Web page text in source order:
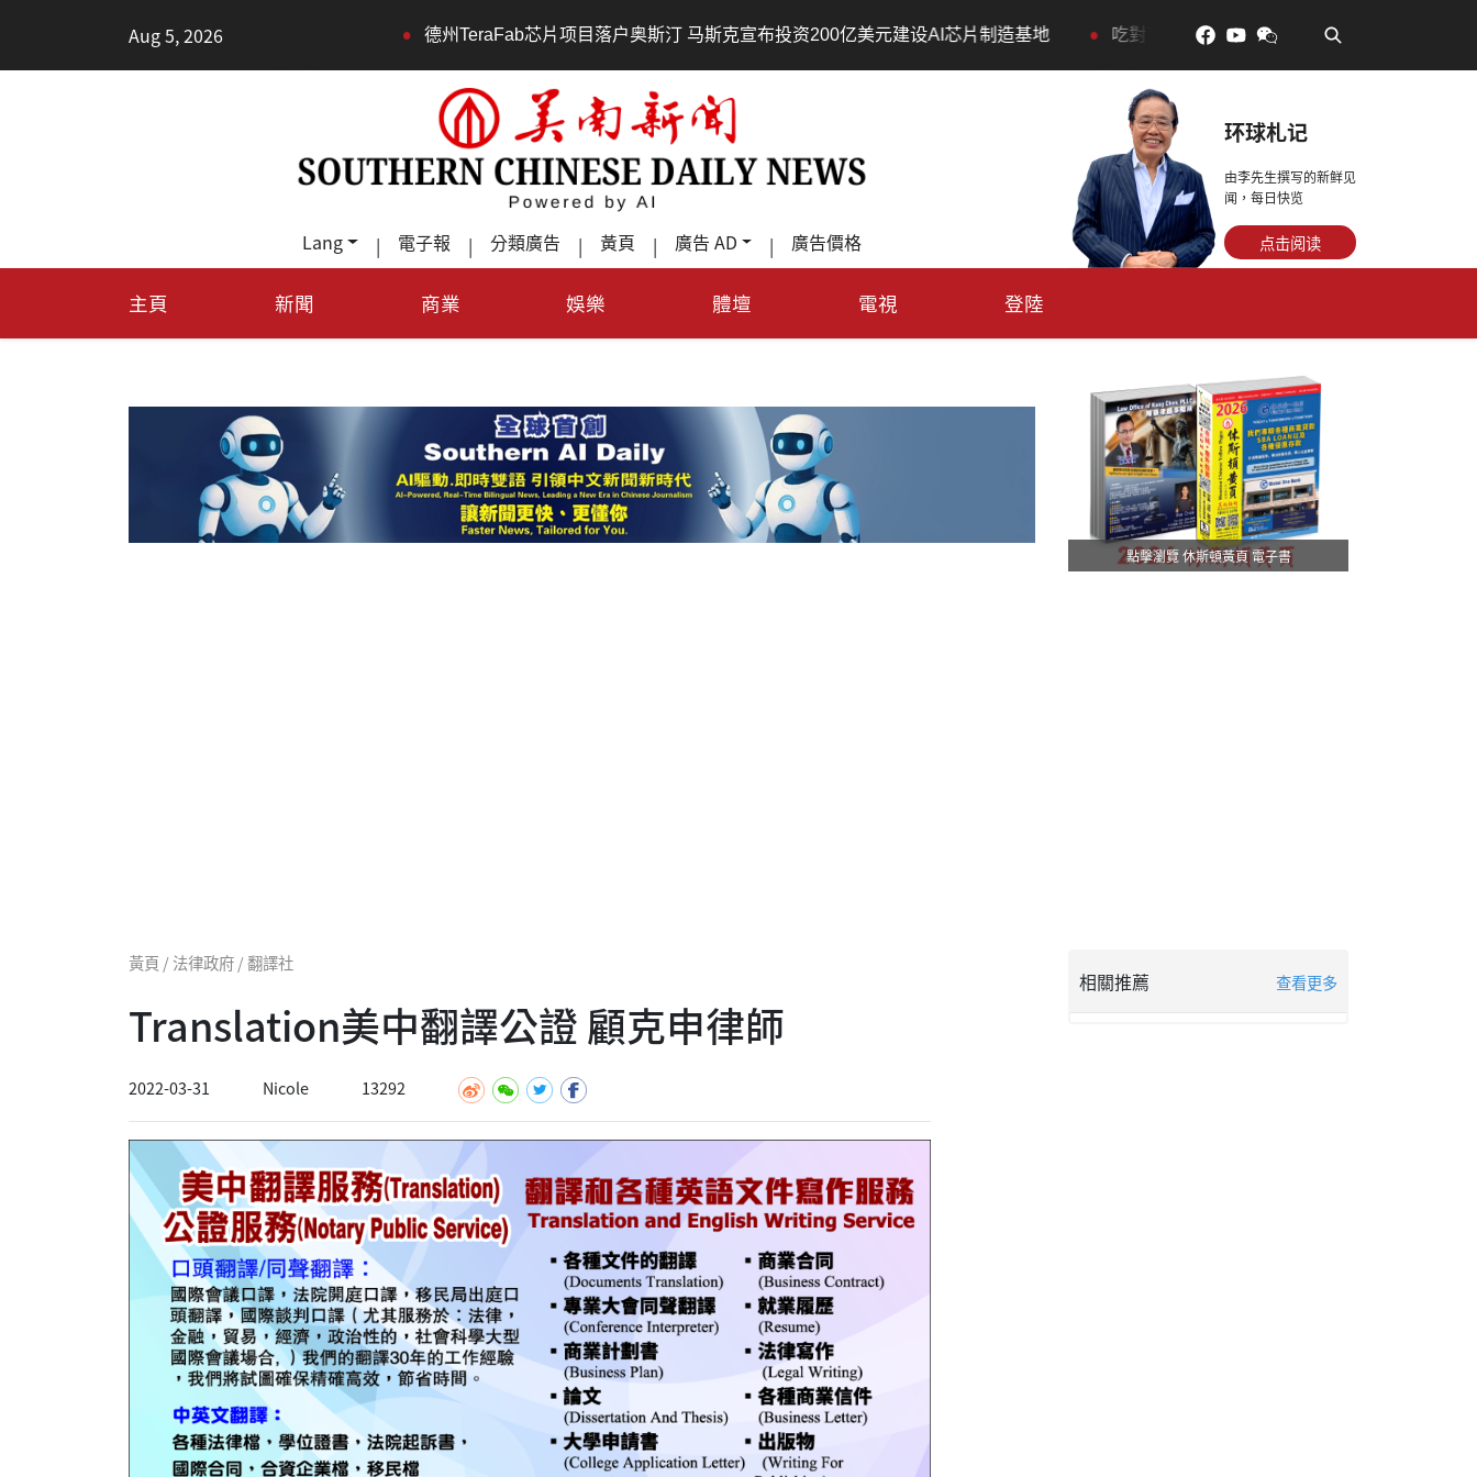
Aug 5, 2026 德州TeraFab芯片项目落户奥斯汀 马斯克宣布投资200亿美元建设AI芯片制造基地 • 吃對了更年輕：花青素如何守住細胞、血管與大腦活力
Lang | 電子報 | 分類廣告 | 黃頁 | 廣告 AD | 廣告價格
环球札记
由李先生撰写的新鲜见
闻，每日快览
点击阅读
主頁 新聞 商業 娛樂 體壇 電視 登陸
點擊瀏覽 休斯頓黃頁 電子書
黃頁 / 法律政府 / 翻譯社
Translation美中翻譯公證 顧克申律師
2022-03-31 Nicole 13292
相關推薦 查看更多